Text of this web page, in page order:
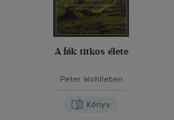
A fák titkos élete
Peter Wohlleben
Könyv